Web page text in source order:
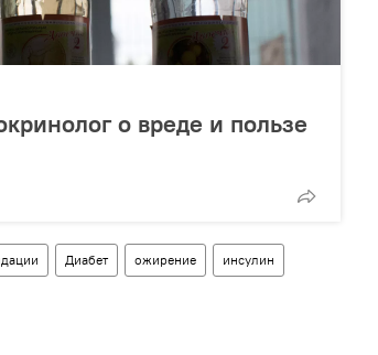
о вреде и пользе
Диабет ожирение инсулин